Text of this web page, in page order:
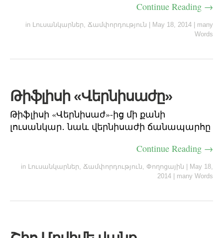
Continue Reading →
in Լուսանկարներ, Ճամփորդություն May 18, 2014
many
Words
Թիֆլիսի «Վերնիսաժը»
Թիֆլիսի «Վերնիսաժ»-ից մի քանի
լուսանկար․ նաև վերնիսաժի ճանապարհը
Continue Reading →
in Լուսանկարներ, Ճամփորդություն, Փողոցային
May 18,
2014
many Words